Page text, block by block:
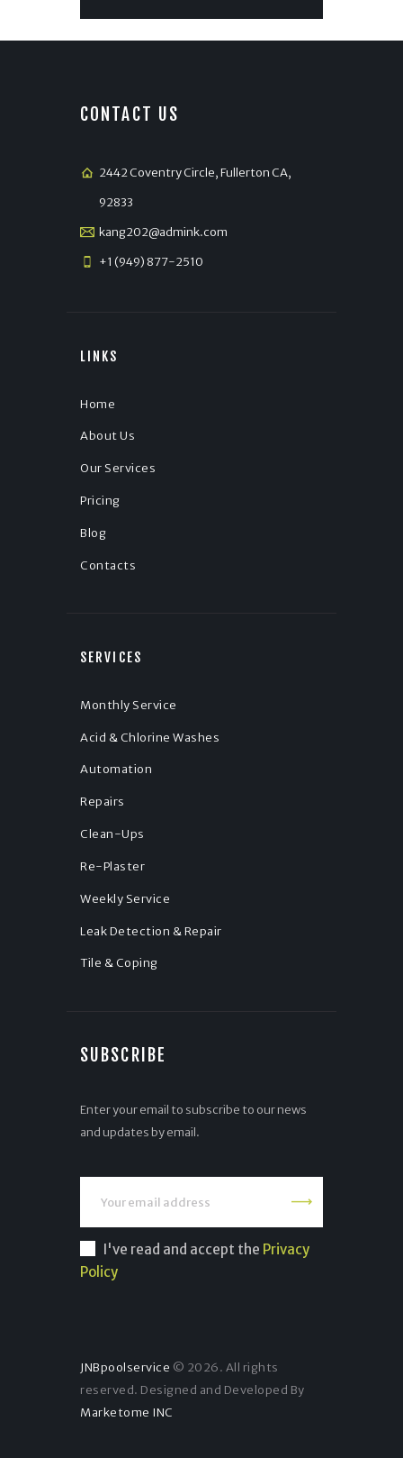
CONTACT US
2442 Coventry Circle, Fullerton CA,
92833
kang202@admink.com
+1 (949) 877-2510
LINKS
Home
About Us
Our Services
Pricing
Blog
Contacts
SERVICES
Monthly Service
Acid & Chlorine Washes
Automation
Repairs
Clean-Ups
Re-Plaster
Weekly Service
Leak Detection & Repair
Tile & Coping
SUBSCRIBE
Enter your email to subscribe to our news
and updates by email.
I've read and accept the Privacy
Policy
JNBpoolservice © 2026. All rights
reserved. Designed and Developed By
Marketome INC